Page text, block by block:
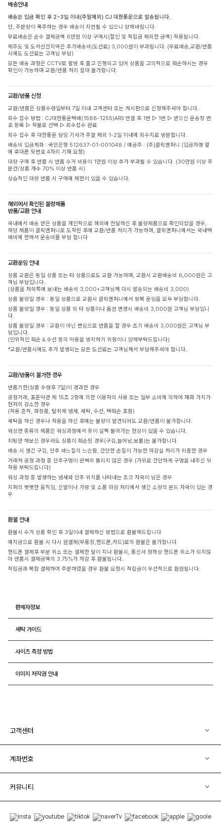
배송안내
배송은 입금 확인 후 2~3일 이내(주말제외) CJ 대한통운으로 발송됩니다.
단, 주문량이 폭주하는 경우 배송이 지연될 수 있으니 양해바랍니다.
무료배송은 순수 결제금액 6만원 이상 구매시(할인 및 적립금 제외한 금액) 적용됩니다.
제주도 및 도서산간지역은 추가배송비(도선료) 3,000원이 부과됩니다. (무료배송,교환/반품
시에도 도선료는 고객님 부담)
모든 배송 과정은 CCTV로 촬영 후 출고 진행되고 있어 상품을 고의적으로 훼손하시는 경우
확인이 가능하며 교환/반품 처리 절대 불가합니다.
교환/반품 신청
교환/반품은 상품수령일부터 7일 이내 고객센터 또는 게시판으로 신청해주셔야 합니다.
회수 접수 방법 : CJ대한통운택배(1588-1255)ARS 연결 후 1번 ▷ 1번 ▷ 받으신 운송장 번
호 등록 ▷ 착불로 선택 ▷ 회수접수 완료
회수 접수 후 대한통운 담당 기사가 주말 제외 1-2일 이내에 회수지로 방문합니다.
배송비 입금계좌 : 국민은행 512637-01-001048 / 예금주 : (주)클릭앤퍼니 (입금자명 옆
에 휴대폰 뒷번호 4자리 기재 요청)
대량 구매 후 반품 시 반품 수거 비용이 1만원 이상 추가 부과될 수 있습니다. (30만원 이상 주
문건/상품 개수 70% 이상 반품 시)
상습적인 대량 반품 시 구매에 제한이 있을 수 있습니다.
해외에서 확인된 불량제품
반품/교환 안내
국내에서 배송 받은 상품을 개인적으로 해외에 전달하신 후 불량제품으로 확인되었을 경우,
해당 제품이 클릭앤퍼니로 도착된 후에 교환/반품 처리가 가능하며, 클릭앤퍼니에서는 국내택
배비에 한해서 운송비를 부담 합니다
교환운임 안내
상품 교환은 동일 상품 또는 타 상품으로도 교환 가능하며, 교환시 교환배송비 6,000원은 고
객님 부담입니다.
(상품을 저희쪽에 보내는 배송비 3,000+고객님께 다시 발송되는 배송비 3,000)
상품 불량일 경우 : 동일 상품으로 교환시 클릭앤퍼니에서 왕복 운임을 모두 부담합니다.
상품 불량일 경우 : 동일 상품 외 타 상품이나 옵션 변경시 배송비 3,000원 고객님 부담입니
다.
상품 불량일 경우 : 교환이 아닌 변심으로 반품을 할 경우 초기 배송비 3,000원은 고객님 부
담입니다.
(인위적인 훼손 & 수선 등의 악용을 방지하기 위함이니 양해부탁드립니다)
*교환/반품시에도 추가 발생되는 모든 도선료는 고객님께서 부담해주셔야 합니다.
교환/반품이 불가한 경우
반품기한(상품 수령후 7일)이 경과한 경우
공정거래, 표준약관 제 15조 2항에 의한 이용자의 사용 또는 일부 소비에 의하여 재화 가치가
현저히 감소한 경우
(착용 흔적, 화장품, 탈취제 냄새, 세탁, 수선, 택훼손 포함)
세탁을 하신 경우나 착용을 하신 후에는 불량이 발견되어도 교환/반품이 불가합니다.
워싱면 종류의 제품은 워싱과정에서 옷이 살짝 돌아가는 현상이 있을 수 있습니다.
피팅만 해보신 경우라도 상품이 훼손된 경우(구김,늘어남,보풀)는 불가합니다.
배송 시 생긴 구김, 단추 바느질의 느슨함, 간단한 손질이 가능한 마감실 처리가 미흡한 경우
거래처 공정 과정 중 단추구멍이 완벽히 뚫리지 않은 경우 (가위로 간단하게 구멍을 내주신 뒤
착용 부탁드립니다)
워싱 과정 중 발생하는 냄새와 단추 위치를 나타내는 초크 자국이 남은 경우
지퍼의 뻣뻣한 움직임, 신발이나 가방 및 소품 마감 처리에서 생긴 소량의 본드 자국이 있는 경
우
환불 안내
환불시 수거 상품 확인 후 3일이내 결제하신 방법으로 환불해드립니다
예치금으로 환불 시 다시 원결제(무통장,핸드폰,카드)로의 환불은 불가합니다.
핸드폰 결제후 부분 취소 또는 결제한 달이 지나 환불시, 통신사 정책상 핸드폰 취소가 되지않
아 반품시 결제금액의 3.75%가 차감 후 환불됩니다.
적립금과 복합 결제하여 주문하였을 경우 환불 요청시 적립금이 우선적으로 환원됩니다.
판매자정보
세탁 가이드
사이즈 측정 방법
이미지 저작권 안내
고객센터
계좌번호
커뮤니티